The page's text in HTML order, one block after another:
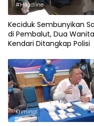
#Headline
Keciduk Sembunyikan
di Pembalut, Dua
Kendari Ditangkap Polisi
Kriminal